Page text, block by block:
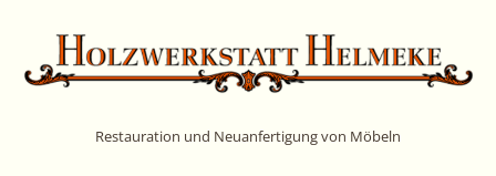
springen
Restauration und Neuanfertigung von Möbeln